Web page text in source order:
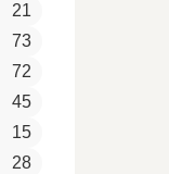
21
73
72
45
15
28